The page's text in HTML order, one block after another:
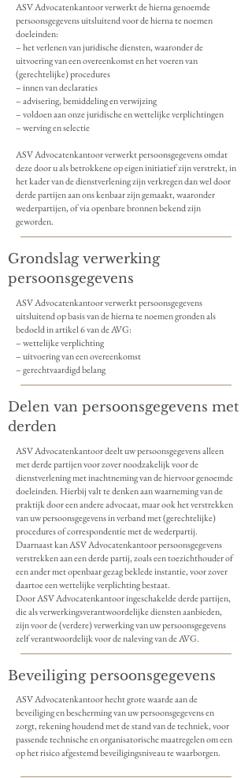
ASV Advocatenkantoor verwerkt de hierna genoemde
persoonsgegevens uitsluitend voor de hierna te noemen
doeleinden:
– het verlenen van juridische diensten, waaronder de
uitvoering van een overeenkomst en het voeren van
(gerechtelijke) procedures
– innen van declaraties
– advisering, bemiddeling en verwijzing
– voldoen aan onze juridische en wettelijke verplichtingen
– werving en selectie
ASV Advocatenkantoor verwerkt persoonsgegevens omdat
deze door u als betrokkene op eigen initiatief zijn verstrekt, in
het kader van de dienstverlening zijn verkregen dan wel door
derde partijen aan ons kenbaar zijn gemaakt, waaronder
wederpartijen, of via openbare bronnen bekend zijn
geworden.
Grondslag verwerking
persoonsgegevens
ASV Advocatenkantoor verwerkt persoonsgegevens
uitsluitend op basis van de hierna te noemen gronden als
bedoeld in artikel 6 van de AVG:
– wettelijke verplichting
– uitvoering van een overeenkomst
– gerechtvaardigd belang
Delen van persoonsgegevens met
derden
ASV Advocatenkantoor deelt uw persoonsgegevens alleen
met derde partijen voor zover noodzakelijk voor de
dienstverlening met inachtneming van de hiervoor genoemde
doeleinden. Hierbij valt te denken aan waarneming van de
praktijk door een andere advocaat, maar ook het verstrekken
van uw persoonsgegevens in verband met (gerechtelijke)
procedures of correspondentie met de wederpartij.
Daarnaast kan ASV Advocatenkantoor persoonsgegevens
verstrekken aan een derde partij, zoals een toezichthouder of
een ander met openbaar gezag beklede instantie, voor zover
daartoe een wettelijke verplichting bestaat.
Door ASV Advocatenkantoor ingeschakelde derde partijen,
die als verwerkingsverantwoordelijke diensten aanbieden,
zijn voor de (verdere) verwerking van uw persoonsgegevens
zelf verantwoordelijk voor de naleving van de AVG.
Beveiliging persoonsgegevens
ASV Advocatenkantoor hecht grote waarde aan de
beveiliging en bescherming van uw persoonsgegevens en
zorgt, rekening houdend met de stand van de techniek, voor
passende technische en organisatorische maatregelen om een
op het risico afgestemd beveiligingsniveau te waarborgen.